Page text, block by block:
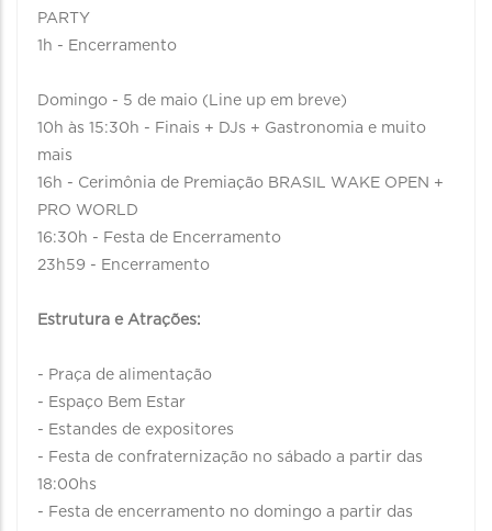
PARTY
1h - Encerramento
Domingo - 5 de maio (Line up em breve)
10h às 15:30h - Finais + DJs + Gastronomia e muito
mais
16h - Cerimônia de Premiação BRASIL WAKE OPEN +
PRO WORLD
16:30h - Festa de Encerramento
23h59 - Encerramento
Estrutura e Atrações:
- Praça de alimentação
- Espaço Bem Estar
- Estandes de expositores
- Festa de confraternização no sábado a partir das
18:00hs
- Festa de encerramento no domingo a partir das